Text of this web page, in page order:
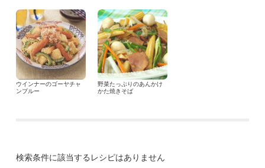
ウインナーのゴーヤチャ
ンプルー
野菜たっぷりのあんかけ
かた焼きそば
検索条件に該当するレシピはありません